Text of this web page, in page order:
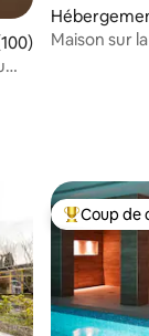
: 4,98 sur 5
moyenne sur
Maison sur
Coups de
Coup de